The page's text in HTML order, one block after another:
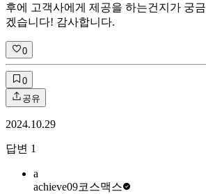
후에 고객사에게 제공을 하는건지가 궁
겠습니다! 감사합니다.
0
0
공유
2024.10.29
답변 1
a
achieve09코스맥스